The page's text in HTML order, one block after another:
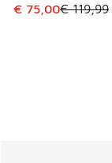
Dieser Artikel
€ 75,00€ 119,99